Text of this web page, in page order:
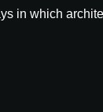
in which